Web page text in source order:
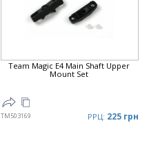
Team Magic E4 Main Shaft Upper
Mount Set
TM503169 РРЦ: 225 грн